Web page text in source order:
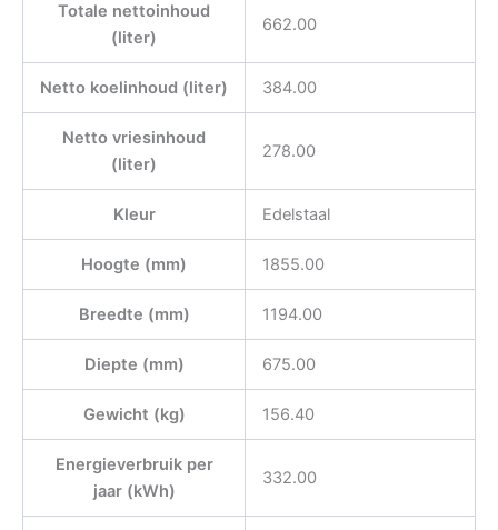
Totale nettoinhoud
(liter)
662.00
Netto koelinhoud (liter) 384.00
Netto vriesinhoud
(liter)
278.00
Kleur Edelstaal
Hoogte (mm) 1855.00
Breedte (mm) 1194.00
Diepte (mm) 675.00
Gewicht (kg) 156.40
Energieverbruik per
jaar (kWh)
332.00